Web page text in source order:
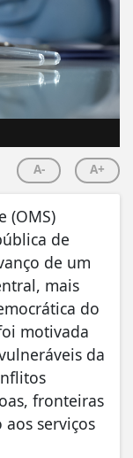
A- A+
(OMS)
de
de um
mais
do
motivada
​​da
fronteiras
aos serviços